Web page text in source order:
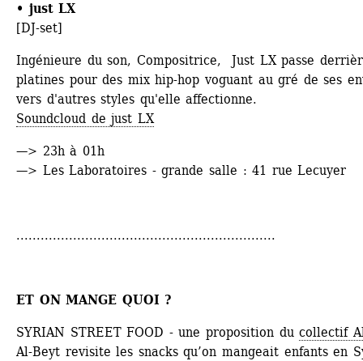
• just LX
[DJ-set]
Ingénieure du son, Compositrice, Just LX passe
platines pour des mix hip-hop voguant au gré de ses
vers d'autres styles qu'elle affectionne.
Soundcloud de just LX
—> 23h à 01h
—> Les Laboratoires - grande salle : 41 rue Lecuyer
................................................................
ET ON MANGE QUOI ?
SYRIAN STREET FOOD - une proposition du collectif
Al-Beyt revisite les snacks qu’on mangeait enfants en